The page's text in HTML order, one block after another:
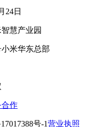
24日
慧产业园
米华东总部
作
号-1营业执照